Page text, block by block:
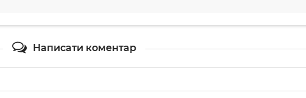
Написати коментар